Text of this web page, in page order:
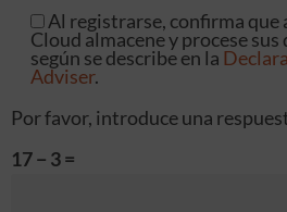
Al registrarse, confirma que
Cloud almacene y procese
según se describe en la
Adviser.
Por favor, introduce una
17 − 3 =